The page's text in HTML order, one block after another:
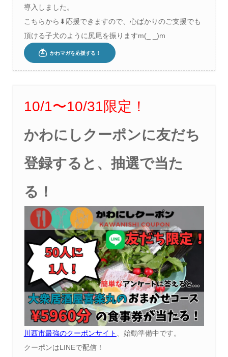
導入しました。
こちらから⬇︎応援できますので、心ばかりのご支援でも
頂ける子犬のように尻尾を振りますm(_ _)m
10/1〜10/31限定！
かわにしクーポンに友だち
登録すると、抽選で当た
る！
川西市最強のクーポンサイト
、始動準備中です。
クーポンはLINEで配信！